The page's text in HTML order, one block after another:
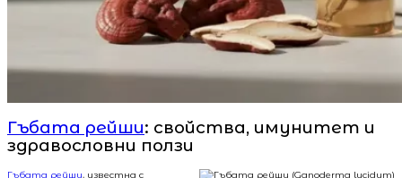
Гъбата рейши: свойства, имунитет и
здравословни ползи
Гъбата рейши, известна с